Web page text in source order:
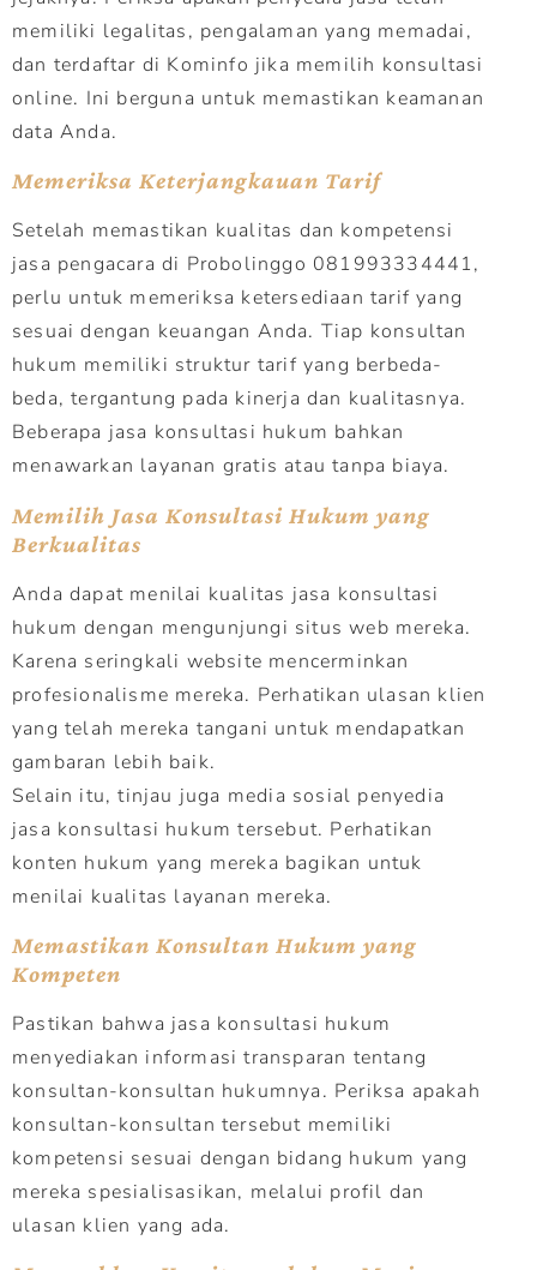
memiliki legalitas, pengalaman yang memadai,
dan terdaftar di Kominfo jika memilih konsultasi
online. Ini berguna untuk memastikan keamanan
data Anda.
Memeriksa Keterjangkauan Tarif
Setelah memastikan kualitas dan kompetensi
jasa pengacara di Probolinggo 081993334441,
perlu untuk memeriksa ketersediaan tarif yang
sesuai dengan keuangan Anda. Tiap konsultan
hukum memiliki struktur tarif yang berbeda-
beda, tergantung pada kinerja dan kualitasnya.
Beberapa jasa konsultasi hukum bahkan
menawarkan layanan gratis atau tanpa biaya.
Memilih Jasa Konsultasi Hukum yang
Berkualitas
Anda dapat menilai kualitas jasa konsultasi
hukum dengan mengunjungi situs web mereka.
Karena seringkali website mencerminkan
profesionalisme mereka. Perhatikan ulasan klien
yang telah mereka tangani untuk mendapatkan
gambaran lebih baik.
Selain itu, tinjau juga media sosial penyedia
jasa konsultasi hukum tersebut. Perhatikan
konten hukum yang mereka bagikan untuk
menilai kualitas layanan mereka.
Memastikan Konsultan Hukum yang
Kompeten
Pastikan bahwa jasa konsultasi hukum
menyediakan informasi transparan tentang
konsultan-konsultan hukumnya. Periksa apakah
konsultan-konsultan tersebut memiliki
kompetensi sesuai dengan bidang hukum yang
mereka spesialisasikan, melalui profil dan
ulasan klien yang ada.